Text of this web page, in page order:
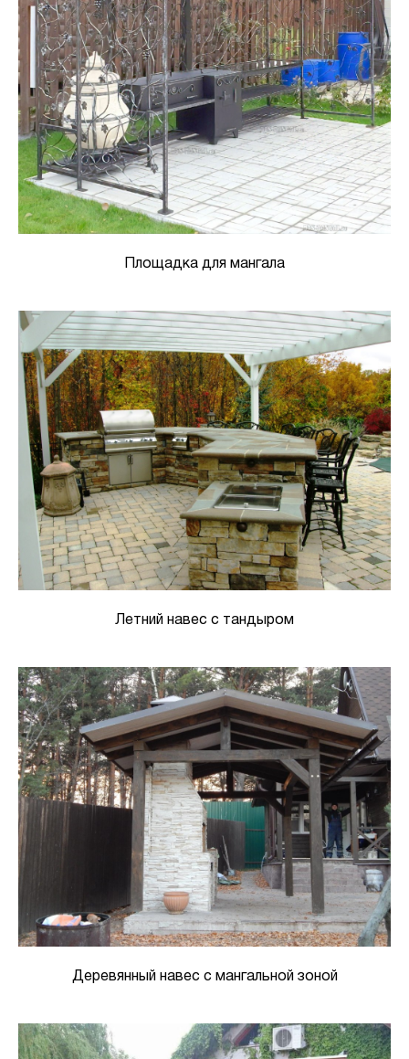
Площадка для мангала
Летний навес с тандыром
Деревянный навес с мангальной зоной